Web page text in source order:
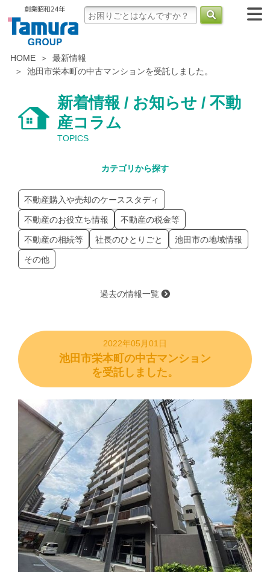
HOME
最新情報
池田市栄本町の中古マンションを受託しました。
新着情報 / お知らせ / 不動
産コラム
TOPICS
カテゴリから探す
不動産購入や売却のケーススタディ
不動産のお役立ち情報 不動産の税金等
不動産の相続等 社長のひとりごと 池田市の地域情報
その他
過去の情報一覧
2022年05月01日
池田市栄本町の中古マンション
を受託しました。